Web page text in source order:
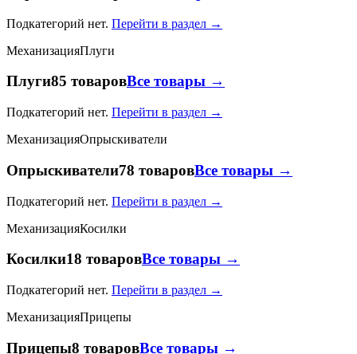
Подкатегорий нет. Перейти в раздел →
МеханизацияПлуги
Плуги85 товаровВсе товары →
Подкатегорий нет. Перейти в раздел →
МеханизацияОпрыскиватели
Опрыскиватели78 товаровВсе товары →
Подкатегорий нет. Перейти в раздел →
МеханизацияКосилки
Косилки18 товаровВсе товары →
Подкатегорий нет. Перейти в раздел →
МеханизацияПрицепы
Прицепы8 товаровВсе товары →